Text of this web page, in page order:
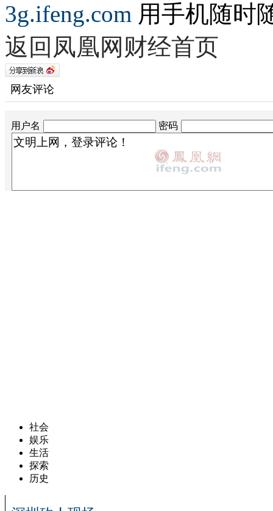
3g.ifeng.com 用手机随时
返回凤凰网财经首页
网友评论
用户名 密码
社会
娱乐
生活
探索
历史